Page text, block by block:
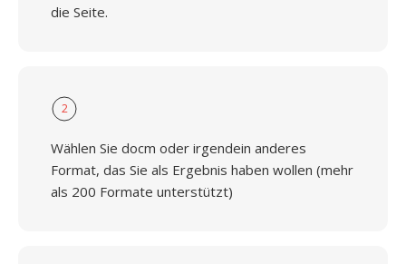
die Seite.
2
Wählen Sie docm oder irgendein anderes
Format, das Sie als Ergebnis haben wollen (mehr
als 200 Formate unterstützt)